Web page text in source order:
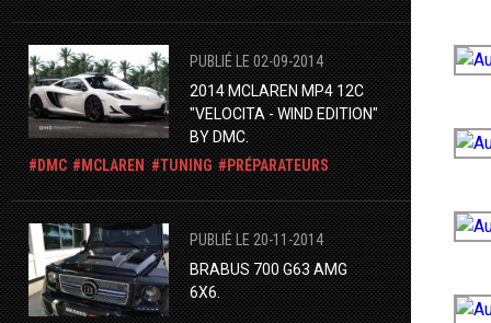
PUBLIÉ LE 02-09-2014
2014 MCLAREN MP4 12C
"VELOCITA - WIND EDITION"
BY DMC.
DMC
MCLAREN TUNING PRÉPARATEURS
PUBLIÉ LE 20-11-2014
BRABUS 700 G63 AMG
6X6.